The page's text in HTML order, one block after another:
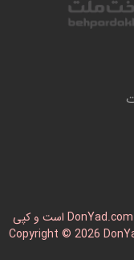
کلیه‌ی حقوق مادی و معنوی این سایت متعلق به DonYad.com است و کپی